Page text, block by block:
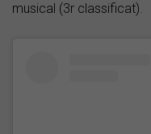
musical (3r classificat).